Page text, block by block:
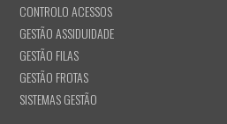
CONTROLO ACESSOS
GESTÃO ASSIDUIDADE
GESTÃO FILAS
GESTÃO FROTAS
SISTEMAS GESTÃO